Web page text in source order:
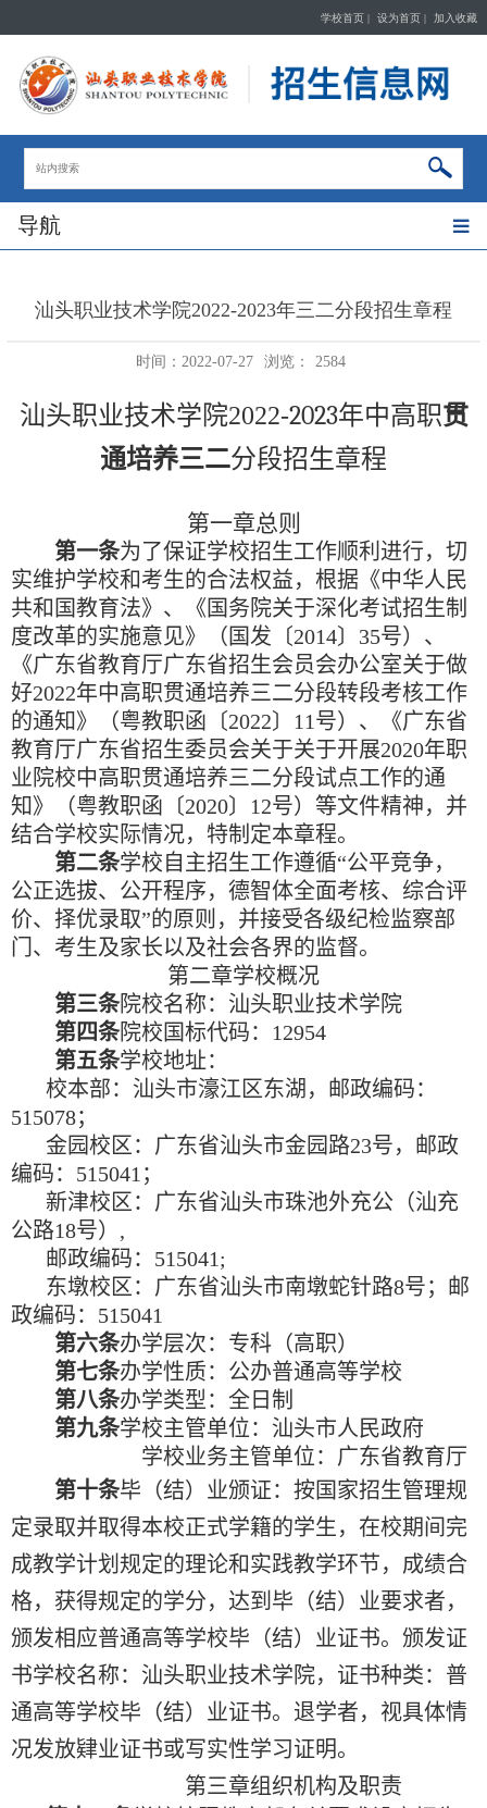
学校首页 | 设为首页 | 加入收藏
导航
汕头职业技术学院2022-2023年三二分段招生章程
时间：2022-07-27 浏览： 2584
汕头职业技术学院2022-2023年中高职贯
通培养三二分段招生章程
第一章总则
第一条为了保证学校招生工作顺利进行，切
实维护学校和考生的合法权益，根据《中华人民
共和国教育法》、《国务院关于深化考试招生制
度改革的实施意见》（国发〔2014〕 35号）、
《广东省教育厅广东省招生会员会办公室关于做
好2022年中高职贯通培养三二分段转段考核工作
的通知》（粤教职函〔2022〕 11号）、《广东省
教育厅广东省招生委员会关于关于开展2020年职
业院校中高职贯通培养三二分段试点工作的通
知》（粤教职函〔2020〕 12号）等文件精神，并
结合学校实际情况，特制定本章程。
第二条学校自主招生工作遵循“公平竞争，
公正选拔、公开程序，德智体全面考核、综合评
价、择优录取”的原则，并接受各级纪检监察部
门、考生及家长以及社会各界的监督。
第二章学校概况
第三条院校名称：汕头职业技术学院
第四条院校国标代码： 12954
第五条学校地址：
校本部：汕头市濠江区东湖，邮政编码：
515078；
金园校区：广东省汕头市金园路23号，邮政
编码： 515041 ；
新津校区：广东省汕头市珠池外充公（汕充
公路18号） ,
邮政编码： 515041;
东墩校区：广东省汕头市南墩蛇针路8号；邮
政编码： 515041
第六条办学层次：专科（高职）
第七条办学性质：公办普通高等学校
第八条办学类型：全日制
第九条学校主管单位：汕头市人民政府
学校业务主管单位：广东省教育厅
第十条毕（结）业颁证：按国家招生管理规
定录取并取得本校正式学籍的学生，在校期间完
成教学计划规定的理论和实践教学环节， 成绩合
格，获得规定的学分，达到毕（结）业要求者，
颁发相应普通高等学校毕（结）业证书。颁发证
书学校名称：汕头职业技术学院，证书种类：普
通高等学校毕（结）业证书。退学者，视具体情
况发放肄业证书或写实性学习证明。
第三章组织机构及职责